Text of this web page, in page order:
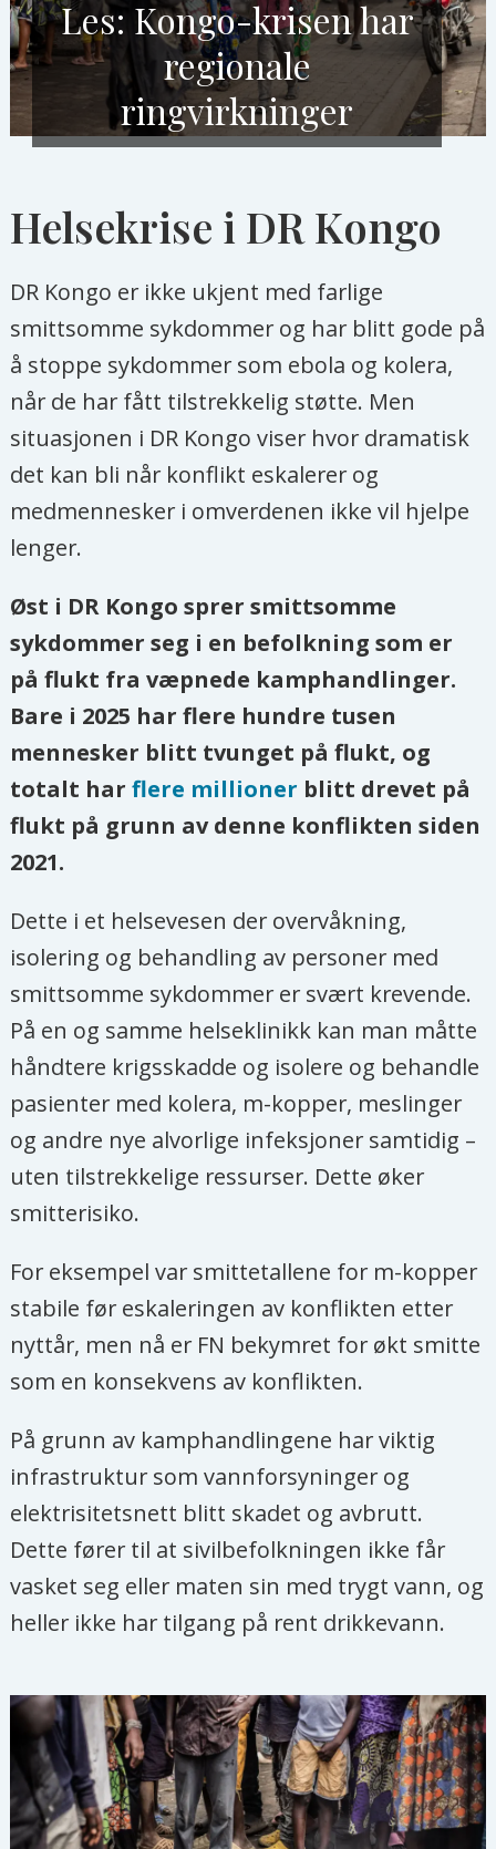
Les: Kongo-krisen har
regionale
ringvirkninger
Helsekrise i DR Kongo
DR Kongo er ikke ukjent med farlige
smittsomme sykdommer og har blitt gode på
å stoppe sykdommer som ebola og kolera,
når de har fått tilstrekkelig støtte. Men
situasjonen i DR Kongo viser hvor dramatisk
det kan bli når konflikt eskalerer og
medmennesker i omverdenen ikke vil hjelpe
lenger.
Øst i DR Kongo sprer smittsomme
sykdommer seg i en befolkning som er
på flukt fra væpnede kamphandlinger.
Bare i 2025 har flere hundre tusen
mennesker blitt tvunget på flukt, og
totalt harflere millioner blitt drevet på
flukt på grunn av denne konflikten siden
2021.
Dette i et helsevesen der overvåkning,
isolering og behandling av personer med
smittsomme sykdommer er svært krevende.
På en og samme helseklinikk kan man måtte
håndtere krigsskadde og isolere og behandle
pasienter med kolera, m-kopper, meslinger
og andre nye alvorlige infeksjoner samtidig –
uten tilstrekkelige ressurser. Dette øker
smitterisiko.
For eksempel var smittetallene for m-kopper
stabile før eskaleringen av konflikten etter
nyttår, men nå er FN bekymret for økt smitte
som en konsekvens av konflikten.
På grunn av kamphandlingene har viktig
infrastruktur som vannforsyninger og
elektrisitetsnett blitt skadet og avbrutt.
Dette fører til at sivilbefolkningen ikke får
vasket seg eller maten sin med trygt vann, og
heller ikke har tilgang på rent drikkevann.